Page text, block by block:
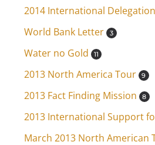
2014 International Delegation
World Bank Letter 3
Water no Gold 11
2013 North America Tour 9
2013 Fact Finding Mission 8
2013 International Support
March 2013 North American